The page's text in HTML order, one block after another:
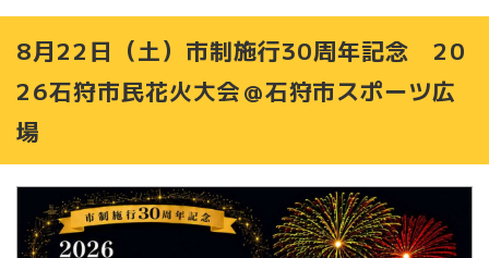
8月22日（土）市制施行30周年記念 20
26石狩市民花火大会＠石狩市スポーツ広
場